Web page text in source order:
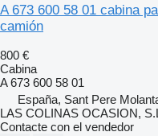
A 673 600 58 01 cabina
camión
800 €
Cabina
A 673 600 58 01
España, Sant Pere
LAS COLINAS OCASION,
Contacte con el vendedor